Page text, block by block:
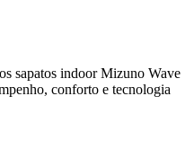
sapatos indoor Mizuno Wave
conforto e tecnologia